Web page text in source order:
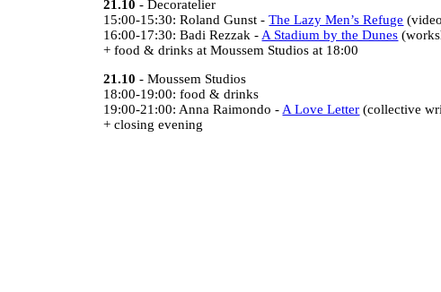
21.10 - Decoratelier
15:00-15:30: Roland Gunst -The Lazy Men’s Refuge
16:00-17:30: Badi Rezzak - A Stadium by the Dunes
+ food & drinks at Moussem Studios at 18:00
21.10 - Moussem Studios
18:00-19:00: food & drinks
19:00-21:00: Anna Raimondo - A Love Letter (collective
+ closing evening